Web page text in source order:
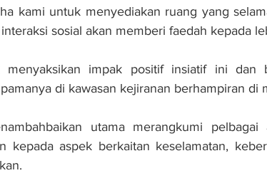
kami untuk menyediakan ruang yang
sosial akan memberi faedah kepada
menyaksikan impak positif insiatif ini dan
di kawasan kejiranan berhampiran di
utama merangkumi
kepada aspek berkaitan keselamatan,